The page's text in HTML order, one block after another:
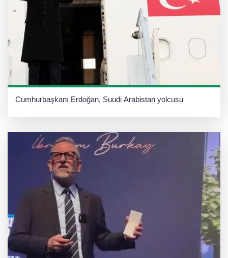
Cumhurbaşkanı Erdoğan, Suudi Arabistan yolcusu